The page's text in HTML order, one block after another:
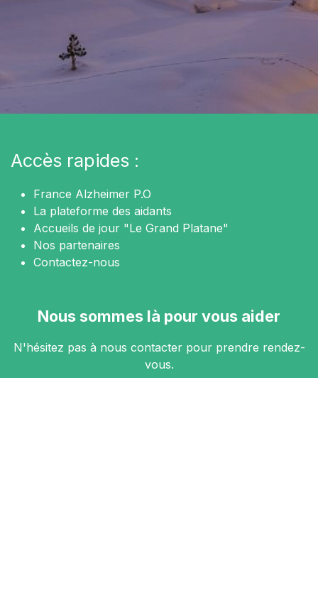
Accès rapides :
France Alzheimer P.O
La plateforme des aidants
Accueils de jour "Le Grand Platane"
Nos partenaires
Contactez-nous
Nous sommes là pour vous aider
N'hésitez pas à nous contacter pour prendre rendez-
vous.